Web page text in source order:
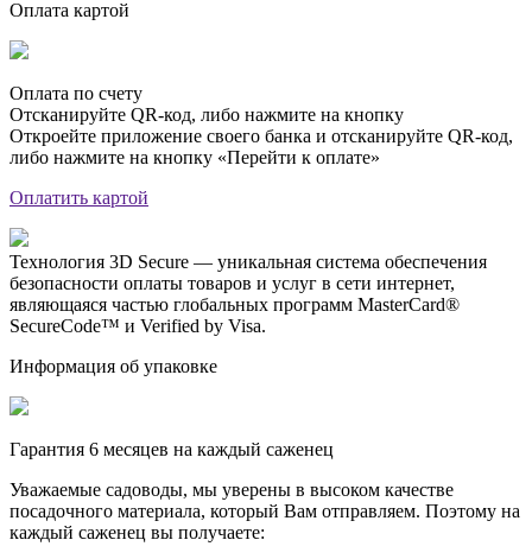
Оплата картой
Оплата по счету
Отсканируйте QR-код, либо нажмите на кнопку
Откроейте приложение своего банка и отсканируйте QR-код,
либо нажмите на кнопку «Перейти к оплате»
Оплатить картой
Технология 3D Secure — уникальная система обеспечения
безопасности оплаты товаров и услуг в сети интернет,
являющаяся частью глобальных программ MasterCard®
SecureCode™ и Verified by Visa.
Информация об упаковке
Гарантия 6 месяцев на каждый саженец
Уважаемые садоводы, мы уверены в высоком качестве
посадочного материала, который Вам отправляем. Поэтому на
каждый саженец вы получаете: